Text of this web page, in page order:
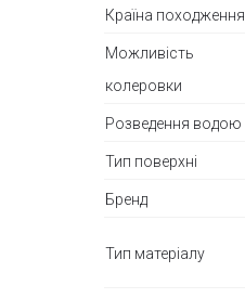
Країна походження
Можливість
колеровки
Розведення водою
Тип поверхні
Бренд
Тип матеріалу